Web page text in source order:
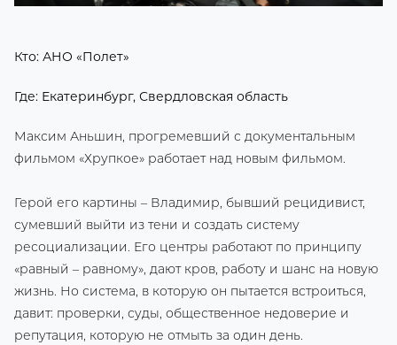
Кто: АНО «Полет»
Где: Екатеринбург, Свердловская область
Максим Аньшин, прогремевший с документальным
фильмом «Хрупкое» работает над новым фильмом.
Герой его картины – Владимир, бывший рецидивист,
сумевший выйти из тени и создать систему
ресоциализации. Его центры работают по принципу
«равный – равному», дают кров, работу и шанс на новую
жизнь. Но система, в которую он пытается встроиться,
давит: проверки, суды, общественное недоверие и
репутация, которую не отмыть за один день.